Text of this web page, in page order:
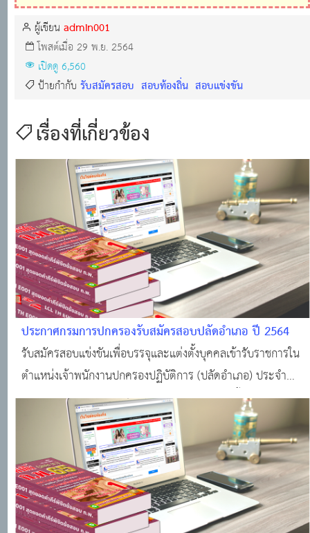
ผู้เขียนadmin001
โพสต์เมื่อ 29 พ.ย. 2564
เปิดดู 6,560
ป้ายกำกับรับสมัครสอบ สอบท้องถิ่น สอบแข่งขัน
เรื่องที่เกี่ยวข้อง
ประกาศกรมการปกครองรับสมัครสอบปลัดอำเภอ ปี 2564
รับสมัครสอบแข่งขันเพื่อบรรจุและแต่งตั้งบุคคลเข้ารับราชการใน
ตำแหน่งเจ้าพนักงานปกครองปฏิบัติการ (ปลัดอำเภอ) ประจำ
ปีงบประมาณ พ.ศ. 2564 จำนวน 4 ตำแหน่ง ดังนี้ นักวิชาการ
เงินและบัญชีปฏิบัติการ นักวิชาการคอมพิวเตอร์ปฏิบัติการ เจ้า
หน้าที่ปกครองปฏิบัติงาน เจ้าพนั